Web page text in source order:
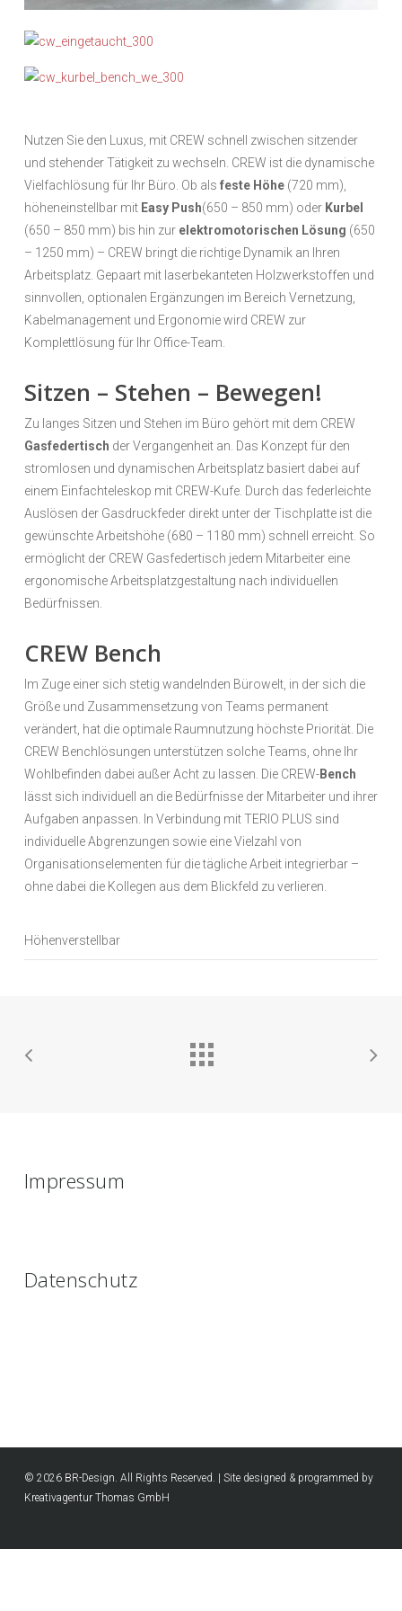
Nutzen Sie den Luxus, mit CREW schnell zwischen sitzender
und stehender Tätigkeit zu wechseln. CREW ist die dynamische
Vielfachlösung für Ihr Büro. Ob als feste Höhe(720 mm),
höheneinstellbar mit Easy Push(650 – 850 mm) oder Kurbel
(650 – 850 mm) bis hin zur elektromotorischen Lösung (650
– 1250 mm) – CREW bringt die richtige Dynamik an Ihren
Arbeitsplatz. Gepaart mit laserbekanteten Holzwerkstoffen und
sinnvollen, optionalen Ergänzungen im Bereich Vernetzung,
Kabelmanagement und Ergonomie wird CREW zur
Komplettlösung für Ihr Office-Team.
Sitzen – Stehen – Bewegen!
Zu langes Sitzen und Stehen im Büro gehört mit dem CREW
Gasfedertisch der Vergangenheit an. Das Konzept für den
stromlosen und dynamischen Arbeitsplatz basiert dabei auf
einem Einfachteleskop mit CREW-Kufe. Durch das federleichte
Auslösen der Gasdruckfeder direkt unter der Tischplatte ist die
gewünschte Arbeitshöhe (680 – 1180 mm) schnell erreicht. So
ermöglicht der CREW Gasfedertisch jedem Mitarbeiter eine
ergonomische Arbeitsplatzgestaltung nach individuellen
Bedürfnissen.
CREW Bench
Im Zuge einer sich stetig wandelnden Bürowelt, in der sich die
Größe und Zusammensetzung von Teams permanent
verändert, hat die optimale Raumnutzung höchste Priorität. Die
CREW Benchlösungen unterstützen solche Teams, ohne Ihr
Wohlbefinden dabei außer Acht zu lassen. Die CREW-Bench
lässt sich individuell an die Bedürfnisse der Mitarbeiter und ihrer
Aufgaben anpassen. In Verbindung mit TERIO PLUS sind
individuelle Abgrenzungen sowie eine Vielzahl von
Organisationselementen für die tägliche Arbeit integrierbar –
ohne dabei die Kollegen aus dem Blickfeld zu verlieren.
Höhenverstellbar
Impressum
Datenschutz
© 2026 BR-Design. All Rights Reserved. | Site designed & programmed by
Kreativagentur Thomas GmbH